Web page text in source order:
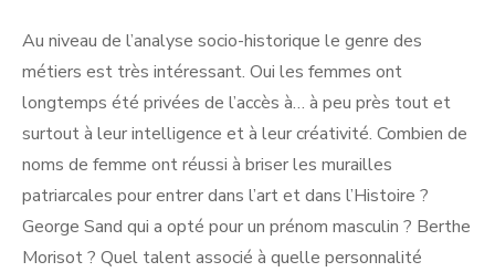
Au niveau de l’analyse socio-historique le genre des
métiers est très intéressant. Oui les femmes ont
longtemps été privées de l’accès à… à peu près tout et
surtout à leur intelligence et à leur créativité. Combien de
noms de femme ont réussi à briser les murailles
patriarcales pour entrer dans l’art et dans l’Histoire ?
George Sand qui a opté pour un prénom masculin ? Berthe
Morisot ? Quel talent associé à quelle personnalité